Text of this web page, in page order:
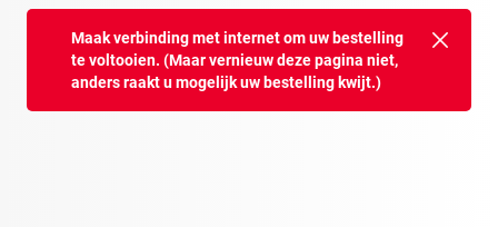
Maak verbinding met internet om uw bestelling
te voltooien. (Maar vernieuw deze pagina niet,
anders raakt u mogelijk uw bestelling kwijt.)